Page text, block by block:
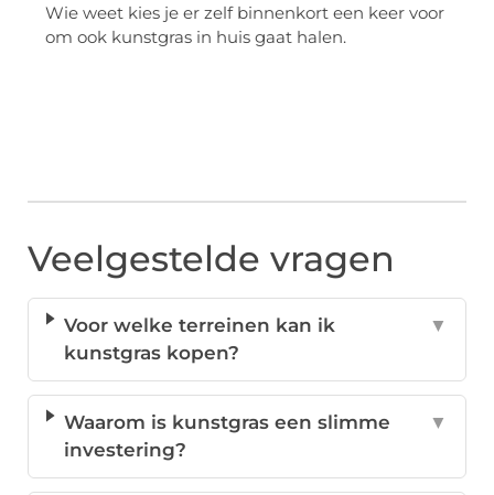
Wie weet kies je er zelf binnenkort een keer voor
om ook kunstgras in huis gaat halen.
Veelgestelde vragen
Voor welke terreinen kan ik
kunstgras kopen?
▼
Waarom is kunstgras een slimme
investering?
▼